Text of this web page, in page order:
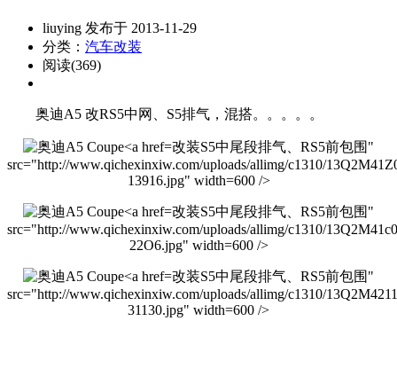
liuying 发布于 2013-11-29
分类： 汽车改装
阅读(369)
奥迪A5 改RS5中网、S5排气，混搭。。。。。
改装S5中尾段排气、RS5前包围"
src="http://www.qichexinxiw.com/uploads/allimg/c1310/
13916.jpg" width=600 />
改装S5中尾段排气、RS5前包围"
src="http://www.qichexinxiw.com/uploads/allimg/c1310/
22O6.jpg" width=600 />
改装S5中尾段排气、RS5前包围"
src="http://www.qichexinxiw.com/uploads/allimg/c1310/
31130.jpg" width=600 />